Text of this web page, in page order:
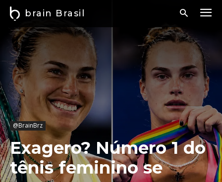
brain Brasil
@BrainBrz
Exagero? Número 1 do
tênis feminino se